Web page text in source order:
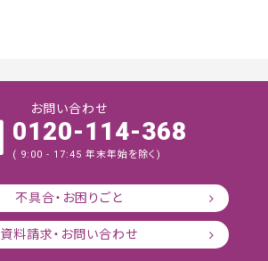
お問い合わせ
0120-114-368
( 9:00 - 17:45 年末年始を除く)
不具合・お困りごと
資料請求・お問い合わせ